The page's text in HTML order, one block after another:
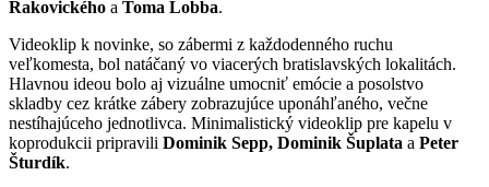
Rakovického a Toma Lobba.
Videoklip k novinke, so zábermi z každodenného ruchu
veľkomesta, bol natáčaný vo viacerých bratislavských lokalitách.
Hlavnou ideou bolo aj vizuálne umocniť emócie a posolstvo
skladby cez krátke zábery zobrazujúce uponáhľaného, večne
nestíhajúceho jednotlivca. Minimalistický videoklip pre kapelu v
koprodukcii pripravili Dominik Sepp, Dominik Šuplata a Peter
Šturdík.